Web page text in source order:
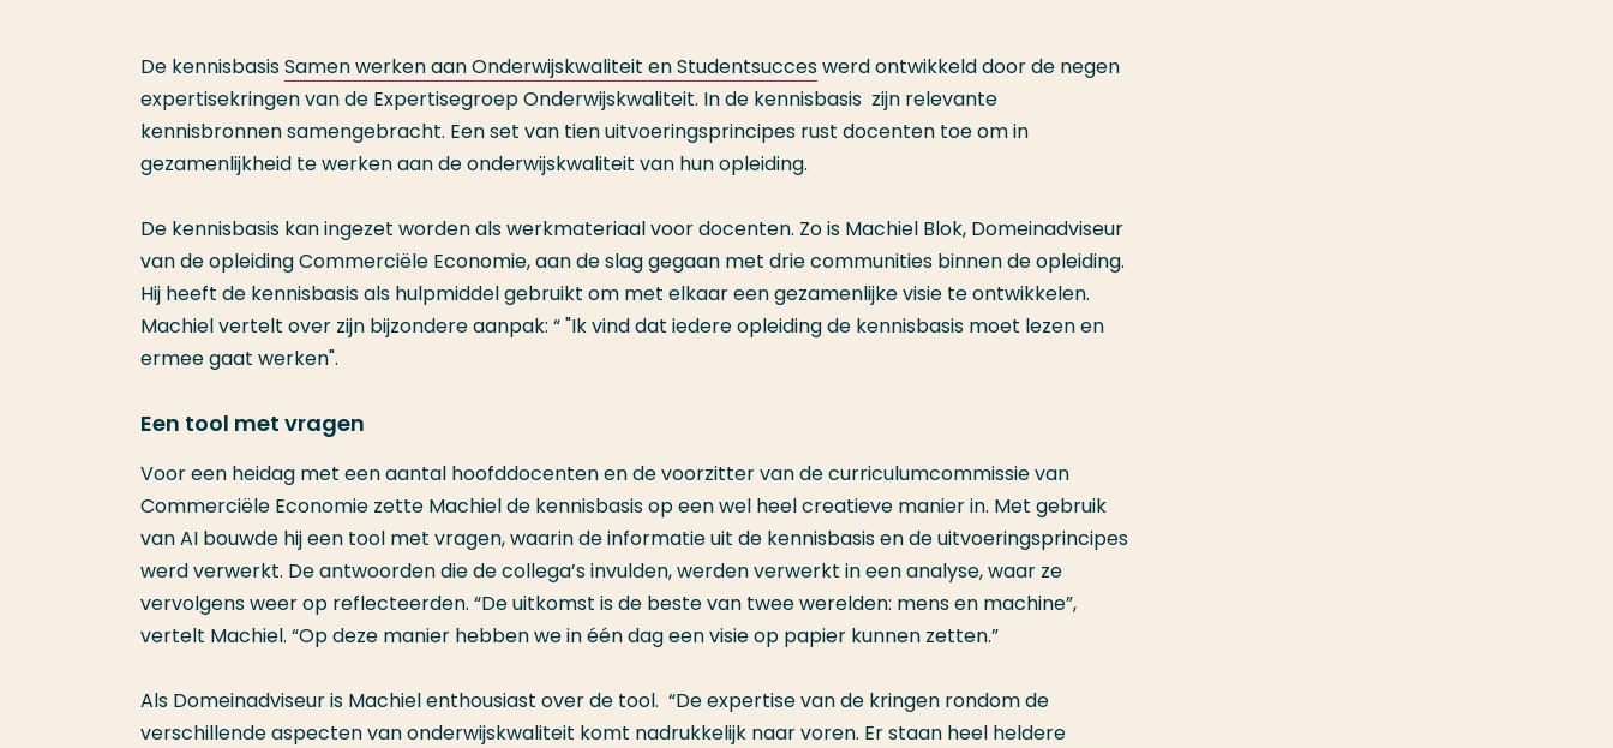
De kennisbasisSamen werken aan Onderwijskwaliteit en Studentsucceswerd ontwikkeld door de negen
expertisekringen van de Expertisegroep Onderwijskwaliteit. In de kennisbasis zijn relevante
kennisbronnen samengebracht. Een set van tien uitvoeringsprincipes rust docenten toe om in
gezamenlijkheid te werken aan de onderwijskwaliteit van hun opleiding.
De kennisbasis kan ingezet worden als werkmateriaal voor docenten. Zo is Machiel Blok, Domeinadviseur
van de opleiding Commerciële Economie, aan de slag gegaan met drie communities binnen de opleiding.
Hij heeft de kennisbasis als hulpmiddel gebruikt om met elkaar een gezamenlijke visie te ontwikkelen.
Machiel vertelt over zijn bijzondere aanpak: “"Ik vind dat iedere opleiding de kennisbasis moet lezen en
ermee gaat werken".
Een tool met vragen
Voor een heidag met een aantal hoofddocenten en de voorzitter van de curriculumcommissie van
Commerciële Economie zette Machiel de kennisbasis op een wel heel creatieve manier in. Met gebruik
van AI bouwde hij een tool met vragen, waarin de informatie uit de kennisbasis en de uitvoeringsprincipes
werd verwerkt. De antwoorden die de collega’s invulden, werden verwerkt in een analyse, waar ze
vervolgens weer op reflecteerden. “De uitkomst is de beste van twee werelden: mens en machine”,
vertelt Machiel. “Op deze manier hebben we in één dag een visie op papier kunnen zetten.”
Als Domeinadviseur is Machiel enthousiast over de tool. “De expertise van de kringen rondom de
verschillende aspecten van onderwijskwaliteit komt nadrukkelijk naar voren. Er staan heel heldere